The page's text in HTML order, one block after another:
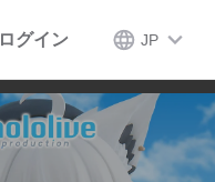
ログイン JP